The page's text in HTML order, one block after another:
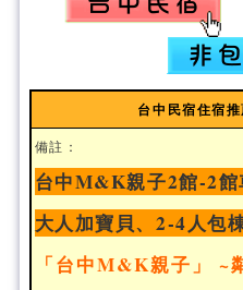
台中民宿住宿
備註：
台中M&K親子2館-2
大人加寶貝、2-4人包
「台中M&K親子」 ~